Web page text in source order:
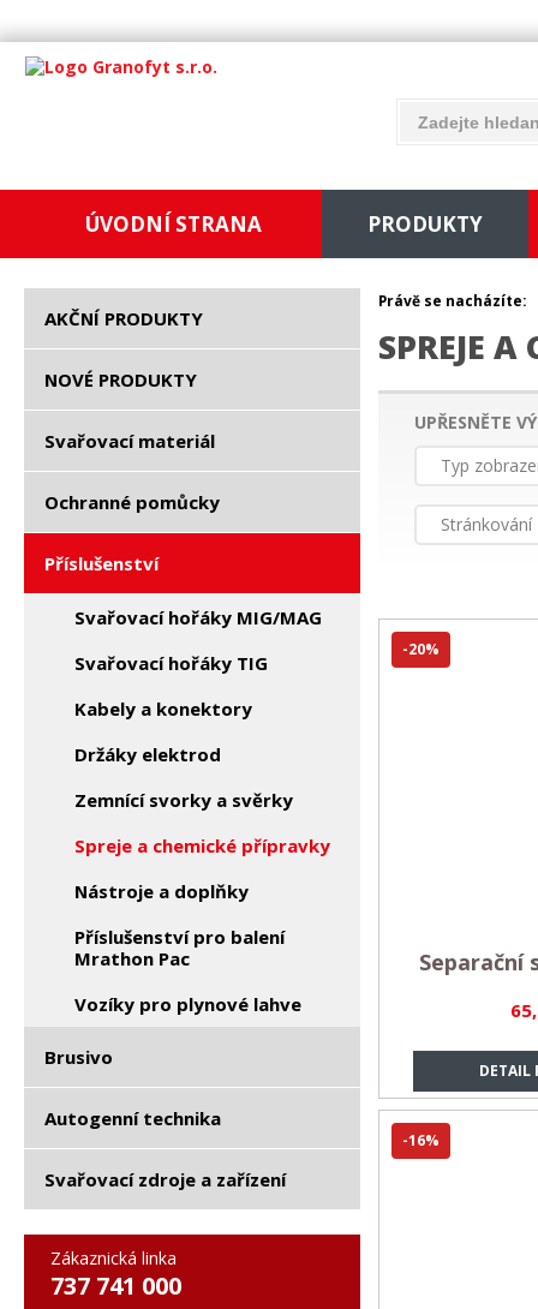
ÚVODNÍ STRANA PRODUKTY
AKČNÍ PRODUKTY
NOVÉ PRODUKTY
Svařovací materiál
Ochranné pomůcky
Příslušenství
Svařovací hořáky MIG/MAG
Svařovací hořáky TIG
Kabely a konektory
Držáky elektrod
Zemnící svorky a svěrky
Spreje a chemické přípravky
Nástroje a doplňky
Příslušenství pro balení
Mrathon Pac
Vozíky pro plynové lahve
Brusivo
Autogenní technika
Svařovací zdroje a zařízení
Zákaznická linka
737 741 000
Právě se nacházíte:
SPREJE
UPŘESNĚTE
Typ
Stránkování
DETAIL
Separační
-20%
-16%